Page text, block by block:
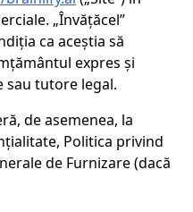
„Învățăcel”
ca aceștia să
expres și
sau tutore legal.
de asemenea, la
Politica privind
de Furnizare (dacă